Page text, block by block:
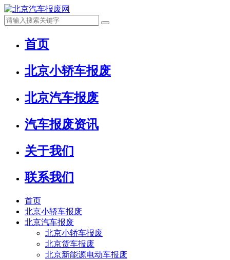
首页
北京小轿车报废
北京汽车报废
汽车报废资讯
关于我们
联系我们
首页
北京小轿车报废
北京汽车报废
北京小轿车报废
北京货车报废
北京新能源电动车报废